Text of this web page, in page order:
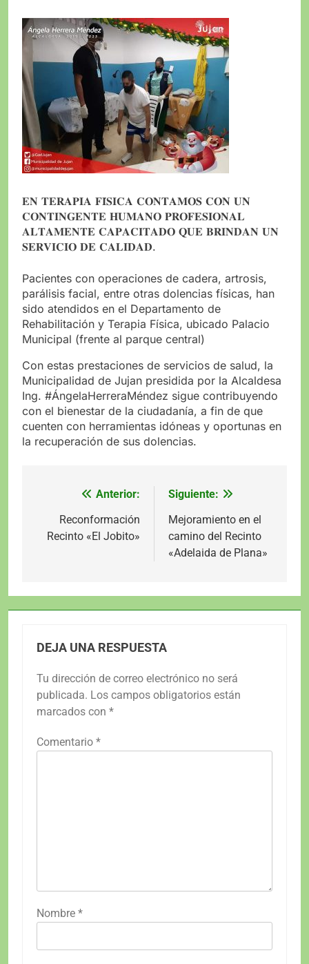
𝐄𝐍 𝐓𝐄𝐑𝐀𝐏𝐈𝐀 𝐅𝐈́𝐒𝐈𝐂𝐀 𝐂𝐎𝐍𝐓𝐀𝐌𝐎𝐒 𝐂𝐎𝐍 𝐔𝐍
𝐂𝐎𝐍𝐓𝐈𝐍𝐆𝐄𝐍𝐓𝐄 𝐇𝐔𝐌𝐀𝐍𝐎 𝐏𝐑𝐎𝐅𝐄𝐒𝐈𝐎𝐍𝐀𝐋
𝐀𝐋𝐓𝐀𝐌𝐄𝐍𝐓𝐄 𝐂𝐀𝐏𝐀𝐂𝐈𝐓𝐀𝐃𝐎 𝐐𝐔𝐄 𝐁𝐑𝐈𝐍𝐃𝐀𝐍 𝐔𝐍
𝐒𝐄𝐑𝐕𝐈𝐂𝐈𝐎 𝐃𝐄 𝐂𝐀𝐋𝐈𝐃𝐀𝐃.
Pacientes con operaciones de cadera, artrosis,
parálisis facial, entre otras dolencias físicas, han
sido atendidos en el Departamento de
Rehabilitación y Terapia Física, ubicado Palacio
Municipal (frente al parque central)
Con estas prestaciones de servicios de salud, la
Municipalidad de Jujan presidida por la Alcaldesa
Ing. #ÁngelaHerreraMéndez sigue contribuyendo
con el bienestar de la ciudadanía, a fin de que
cuenten con herramientas idóneas y oportunas en
la recuperación de sus dolencias.
Navegación
Anterior:
Reconformación
Recinto «El Jobito»
Siguiente:
Mejoramiento en el
camino del Recinto
«Adelaida de Plana»
DEJA UNA RESPUESTA
Tu dirección de correo electrónico no será
publicada. Los campos obligatorios están
marcados con *
Comentario *
Nombre *